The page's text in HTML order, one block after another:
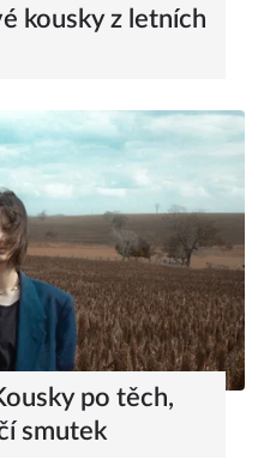
kousky z letních
po těch,
smutek